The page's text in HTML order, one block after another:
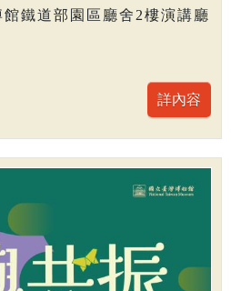
館鐵道部園區廳舍2樓演講廳